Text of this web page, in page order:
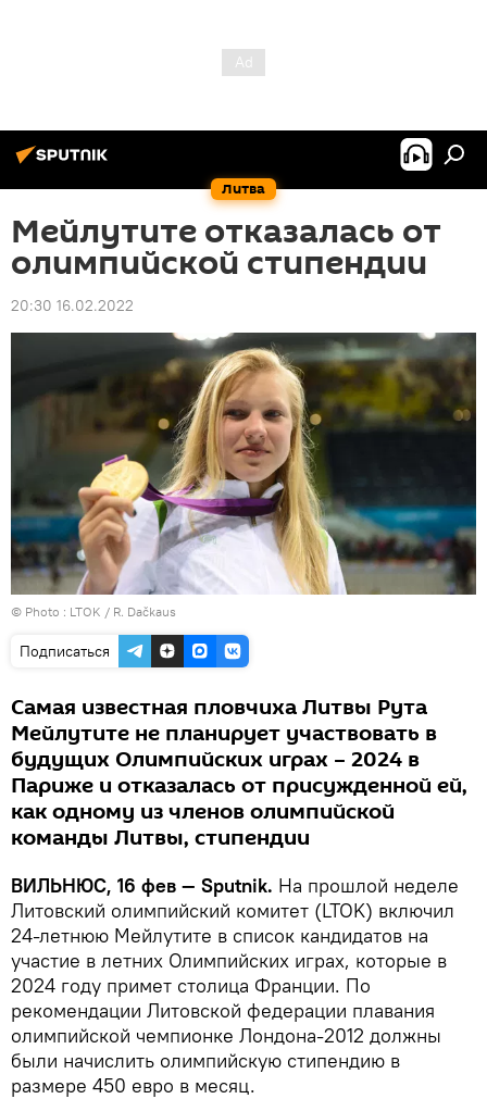
Литва
Мейлутите отказалась от
олимпийской стипендии
20:30 16.02.2022
© Photo : LTOK / R. Dačkaus
Подписаться
Самая известная пловчиха Литвы Рута
Мейлутите не планирует участвовать в
будущих Олимпийских играх – 2024 в
Париже и отказалась от присужденной ей,
как одному из членов олимпийской
команды Литвы, стипендии
ВИЛЬНЮС, 16 фев — Sputnik. На прошлой неделе
Литовский олимпийский комитет (LTOK) включил
24-летнюю Мейлутите в список кандидатов на
участие в летних Олимпийских играх, которые в
2024 году примет столица Франции. По
рекомендации Литовской федерации плавания
олимпийской чемпионке Лондона-2012 должны
были начислить олимпийскую стипендию в
размере 450 евро в месяц.